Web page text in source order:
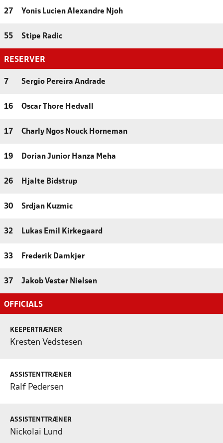
27 Yonis Lucien Alexandre Njoh
55 Stipe Radic
RESERVER
7 Sergio Pereira Andrade
16 Oscar Thore Hedvall
17 Charly Ngos Nouck Horneman
19 Dorian Junior Hanza Meha
26 Hjalte Bidstrup
30 Srdjan Kuzmic
32 Lukas Emil Kirkegaard
33 Frederik Damkjer
37 Jakob Vester Nielsen
OFFICIALS
KEEPERTRÆNER
Kresten Vedstesen
ASSISTENTTRÆNER
Ralf Pedersen
ASSISTENTTRÆNER
Nickolai Lund